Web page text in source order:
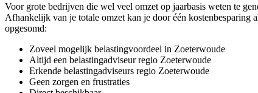
Voor grote bedrijven die wel veel omzet op jaarbasis weten te
Afhankelijk van je totale omzet kan je door één kostenbesparing
opgesomd:
Zoveel mogelijk belastingvoordeel in Zoeterwoude
Altijd een belastingadviseur regio Zoeterwoude
Erkende belastingadviseurs regio Zoeterwoude
Geen zorgen en frustraties